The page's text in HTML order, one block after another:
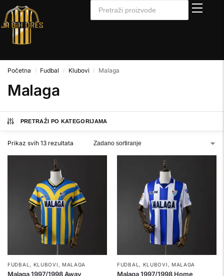
Početna / Fudbal / Klubovi / Malaga
Malaga
PRETRAŽI PO KATEGORIJAMA
Prikaz svih 13 rezultata
FUDBAL , KLUBOVI , MALAGA
Malaga 1997/1998 Away
FUDBAL , KLUBOVI , MALAGA
Malaga 1997/1998 Home